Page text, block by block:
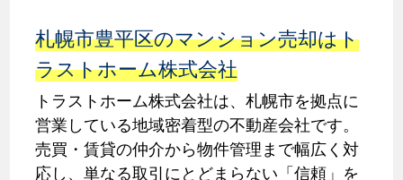
札幌市豊平区のマンション売却はト
ラストホーム株式会社
トラストホーム株式会社は、札幌市を拠点に
営業している地域密着型の不動産会社です。
売買・賃貸の仲介から物件管理まで幅広く対
応し、単なる取引にとどまらない「信頼」を